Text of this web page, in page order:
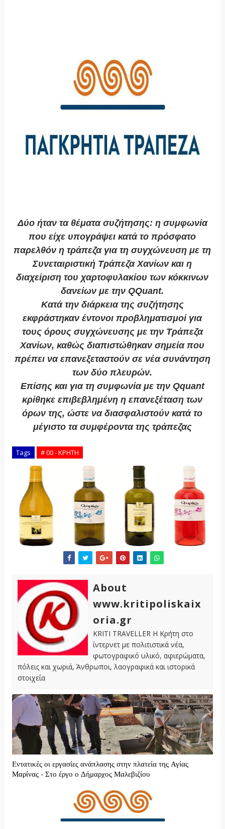
Δύο ήταν τα θέματα συζήτησης: η συμφωνία
που είχε υπογράψει κατά το πρόσφατο
παρελθόν η τράπεζα για τη συγχώνευση με τη
Συνεταιριστική Τράπεζα Χανίων και η
διαχείριση του χαρτοφυλακίου των κόκκινων
δανείων με την QQuant.
Κατά την διάρκεια της συζήτησης
εκφράστηκαν έντονοι προβληματισμοί για
τους όρους συγχώνευσης με την Τράπεζα
Χανίων, καθώς διαπιστώθηκαν σημεία που
πρέπει να επανεξεταστούν σε νέα συνάντηση
των δύο πλευρών.
Επίσης και για τη συμφωνία με την Qquant
κρίθηκε επιβεβλημένη η επανεξέταση των
όρων της, ώστε να διασφαλιστούν κατά το
μέγιστο τα συμφέροντα της τράπεζας
Tags # 00 - ΚΡΗΤΗ
About
www.kritipoliskaix
oria.gr
KRITI TRAVELLER Η Κρήτη στο
ίντερνετ με πολιτιστικά νέα,
φωτογραφικό υλικό, αφιερώματα,
πόλεις και χωριά, Άνθρωποι, λαογραφικά και ιστορικά
στοιχεία
Εντατικές οι εργασίες ανάπλασης στην πλατεία της Αγίας
Μαρίνας - Στο έργο ο Δήμαρχος Μαλεβιζίου